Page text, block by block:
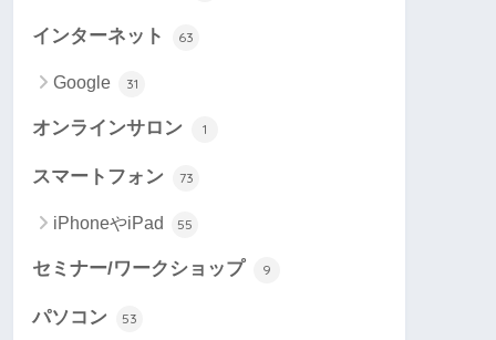
インターネット 63
Google 31
オンラインサロン 1
スマートフォン 73
iPhoneやiPad 55
セミナー/ワークショップ 9
パソコン 53